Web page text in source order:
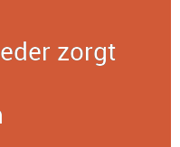
zorgt